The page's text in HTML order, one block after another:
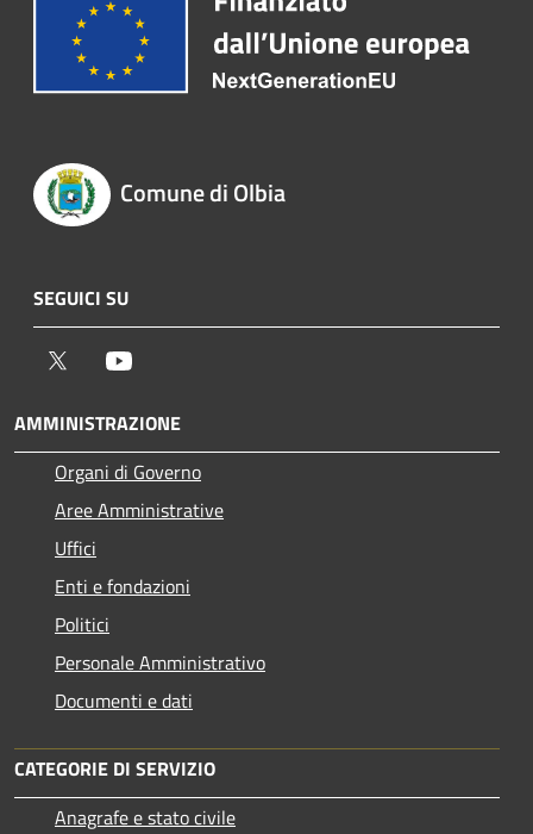
Comune di Olbia
SEGUICI SU
Twitter
AMMINISTRAZIONE
Organi di Governo
Aree Amministrative
Uffici
Enti e fondazioni
Politici
Personale Amministrativo
Documenti e dati
CATEGORIE DI SERVIZIO
Anagrafe e stato civile